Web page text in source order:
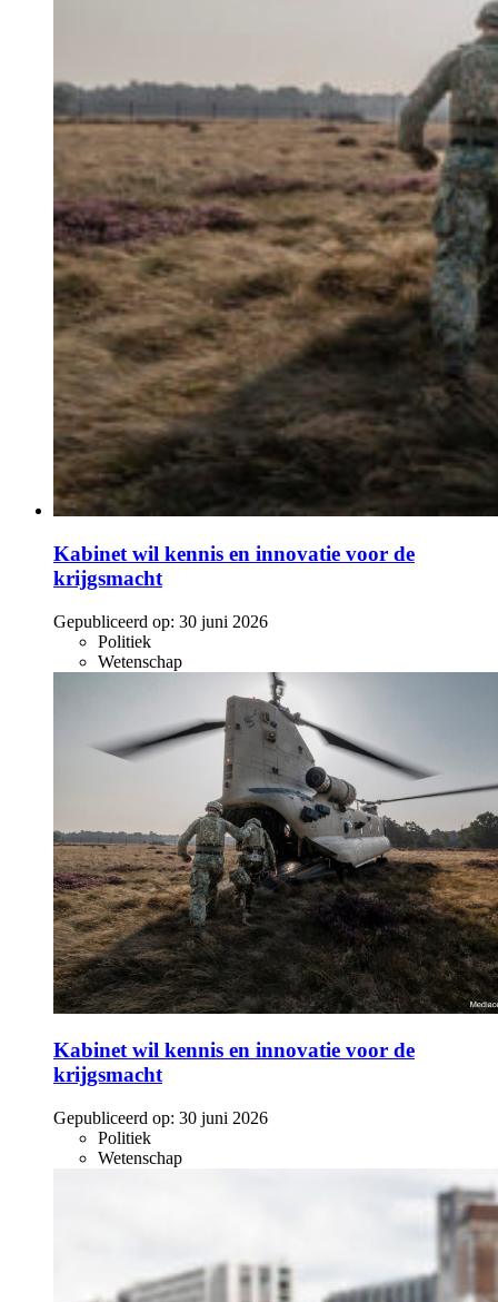
Kabinet wil kennis en innovatie voor de
krijgsmacht
Gepubliceerd op: 30 juni 2026
Politiek
Wetenschap
Kabinet wil kennis en innovatie voor de
krijgsmacht
Gepubliceerd op: 30 juni 2026
Politiek
Wetenschap